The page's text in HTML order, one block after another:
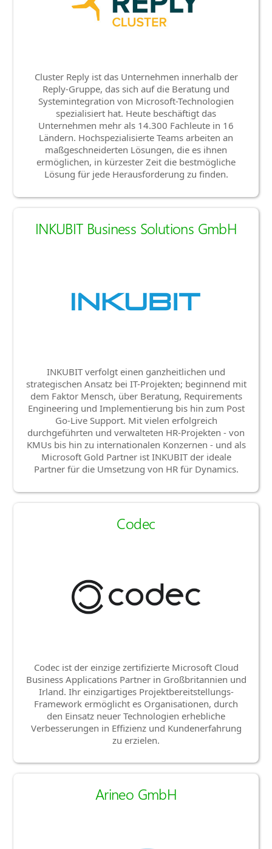
Cluster Reply ist das Unternehmen innerhalb der
Reply-Gruppe, das sich auf die Beratung und
Systemintegration von Microsoft-Technologien
spezialisiert hat. Heute beschäftigt das
Unternehmen mehr als 14.300 Fachleute in 16
Ländern. Hochspezialisierte Teams arbeiten an
maßgeschneiderten Lösungen, die es ihnen
ermöglichen, in kürzester Zeit die bestmögliche
Lösung für jede Herausforderung zu finden.
INKUBIT Business Solutions GmbH
INKUBIT verfolgt einen ganzheitlichen und
strategischen Ansatz bei IT-Projekten; beginnend mit
dem Faktor Mensch, über Beratung, Requirements
Engineering und Implementierung bis hin zum Post
Go-Live Support. Mit vielen erfolgreich
durchgeführten und verwalteten HR-Projekten - von
KMUs bis hin zu internationalen Konzernen - und als
Microsoft Gold Partner ist INKUBIT der ideale
Partner für die Umsetzung von HR für Dynamics.
Codec
Codec ist der einzige zertifizierte Microsoft Cloud
Business Applications Partner in Großbritannien und
Irland. Ihr einzigartiges Projektbereitstellungs-
Framework ermöglicht es Organisationen, durch
den Einsatz neuer Technologien erhebliche
Verbesserungen in Effizienz und Kundenerfahrung
zu erzielen.
Arineo GmbH